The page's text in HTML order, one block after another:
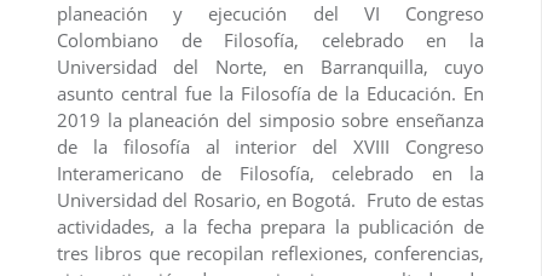
planeación y ejecución del VI Congreso
Colombiano de Filosofía, celebrado en la
Universidad del Norte, en Barranquilla, cuyo
asunto central fue la Filosofía de la Educación. En
2019 la planeación del simposio sobre enseñanza
de la filosofía al interior del XVIII Congreso
Interamericano de Filosofía, celebrado en la
Universidad del Rosario, en Bogotá. Fruto de estas
actividades, a la fecha prepara la publicación de
tres libros que recopilan reflexiones, conferencias,